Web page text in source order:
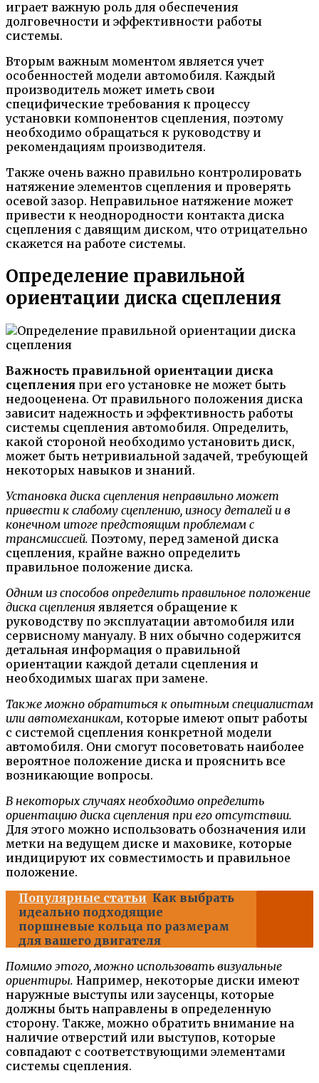
играет важную роль для обеспечения
долговечности и эффективности работы
системы.
Вторым важным моментом является учет
особенностей модели автомобиля. Каждый
производитель может иметь свои
специфические требования к процессу
установки компонентов сцепления, поэтому
необходимо обращаться к руководству и
рекомендациям производителя.
Также очень важно правильно контролировать
натяжение элементов сцепления и проверять
осевой зазор. Неправильное натяжение может
привести к неоднородности контакта диска
сцепления с давящим диском, что отрицательно
скажется на работе системы.
Определение правильной
ориентации диска сцепления
Важность правильной ориентации диска
сцепления при его установке не может быть
недооценена. От правильного положения диска
зависит надежность и эффективность работы
системы сцепления автомобиля. Определить,
какой стороной необходимо установить диск,
может быть нетривиальной задачей, требующей
некоторых навыков и знаний.
Установка диска сцепления неправильно может
привести к слабому сцеплению, износу деталей и в
конечном итоге предстоящим проблемам с
трансмиссией. Поэтому, перед заменой диска
сцепления, крайне важно определить
правильное положение диска.
Одним из способов определить правильное положение
диска сцепления является обращение к
руководству по эксплуатации автомобиля или
сервисному мануалу. В них обычно содержится
детальная информация о правильной
ориентации каждой детали сцепления и
необходимых шагах при замене.
Также можно обратиться к опытным специалистам
или автомеханикам, которые имеют опыт работы
с системой сцепления конкретной модели
автомобиля. Они смогут посоветовать наиболее
вероятное положение диска и прояснить все
возникающие вопросы.
В некоторых случаях необходимо определить
ориентацию диска сцепления при его отсутствии.
Для этого можно использовать обозначения или
метки на ведущем диске и маховике, которые
индицируют их совместимость и правильное
положение.
Популярные статьи Как выбрать
идеально подходящие
поршневые кольца по размерам
для вашего двигателя
Помимо этого, можно использовать визуальные
ориентиры. Например, некоторые диски имеют
наружные выступы или заусенцы, которые
должны быть направлены в определенную
сторону. Также, можно обратить внимание на
наличие отверстий или выступов, которые
совпадают с соответствующими элементами
системы сцепления.